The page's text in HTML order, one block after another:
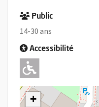
Public
14-30 ans
Accessibilité
Adapté
+